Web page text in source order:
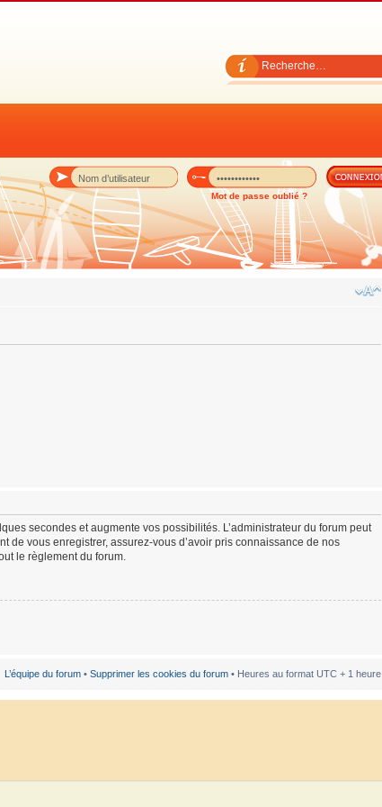
Mot de passe oublié ?
secondes et augmente vos possibilités. L’administrateur du forum peut
vous enregistrer, assurez-vous d’avoir pris connaissance de nos
le règlement du forum.
L’équipe du forum • Supprimer les cookies du forum • Heures au format UTC + 1 heure